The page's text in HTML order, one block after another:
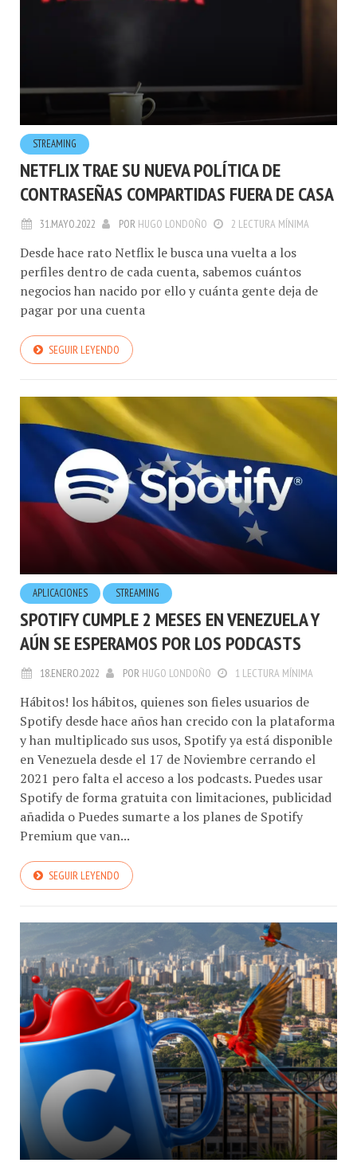
STREAMING
NETFLIX TRAE SU NUEVA POLÍTICA DE
CONTRASEÑAS COMPARTIDAS FUERA DE CASA
31.MAYO.2022 POR HUGO LONDOÑO 2 LECTURA MÍNIMA
Desde hace rato Netflix le busca una vuelta a los
perfiles dentro de cada cuenta, sabemos cuántos
negocios han nacido por ello y cuánta gente deja de
pagar por una cuenta
SEGUIR LEYENDO
APLICACIONES STREAMING
SPOTIFY CUMPLE 2 MESES EN VENEZUELA Y
AÚN SE ESPERAMOS POR LOS PODCASTS
18.ENERO.2022 POR HUGO LONDOÑO 1 LECTURA MÍNIMA
Hábitos! los hábitos, quienes son fieles usuarios de
Spotify desde hace años han crecido con la plataforma
y han multiplicado sus usos, Spotify ya está disponible
en Venezuela desde el 17 de Noviembre cerrando el
2021 pero falta el acceso a los podcasts. Puedes usar
Spotify de forma gratuita con limitaciones, publicidad
añadida o Puedes sumarte a los planes de Spotify
Premium que van...
SEGUIR LEYENDO